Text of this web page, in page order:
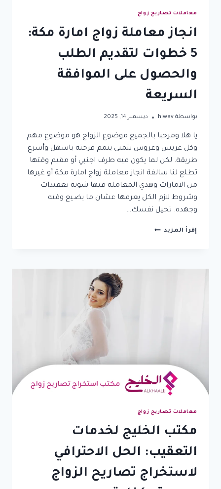
معاملات تصاريح زواج
انجاز معاملة زواج امارة مكة:
5 خطوات لتقديم الطلب
والحصول على الموافقة
السريعة
بواسطة hiwav ديسمبر 14, 2025
يا هلا ومرحبا بالجميع موضوع الزواج هو موضوع مهم
وكل عريس وعروس يتمنى يتمم فرحته باسهل وأسرع
طريقة. لكن لما يكون فيه طرف اجنبي أو مقيم وقتها
تطلع لنا سالفة انجاز معاملة زواج امارة مكة أو غيرها
من الامارات وهذي المعاملة فيها شوية تعقيدات
وشروط لازم الكل يعرفها عشان ما يضيع وقته
وجهده. تخيل نفسك…
إقرأ المزيد انجاز
مكة:
معاملات تصاريح زواج
مكتب الخليج لخدمات
التعقيب: الحل الاحترافي
لاستخراج تصاريح الزواج